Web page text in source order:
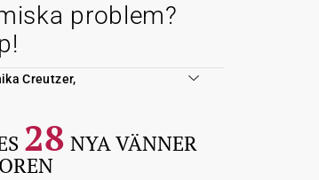
problem?
Creutzer,
28 NYA VÄNNER